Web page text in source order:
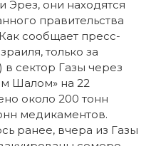
Эрез, они находятся
правительства
сообщает пресс-
только за
сектор Газы через
Шалом» на 22
около 200 тонн
медикаментов.
ранее, вчера из Газы